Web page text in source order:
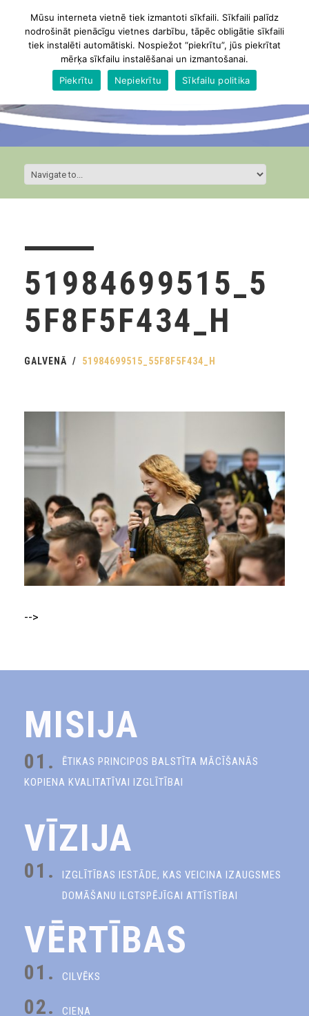
51984699515_5
5F8F5F434_H
GALVENĀ 51984699515_55F8F5F434_H
-->
MISIJA
01.
ĒTIKAS PRINCIPOS BALSTĪTA MĀCĪŠANĀS
KOPIENA KVALITATĪVAI IZGLĪTĪBAI
VĪZIJA
01.
IZGLĪTĪBAS IESTĀDE, KAS VEICINA IZAUGSMES
DOMĀŠANU ILGTSPĒJĪGAI ATTĪSTĪBAI
VĒRTĪBAS
01. CILVĒKS
02. CIEŅA
Mūsu interneta vietnē tiek izmantoti sīkfaili. Sīkfaili palīdz
nodrošināt pienācīgu vietnes darbību, tāpēc obligātie sīkfaili
tiek instalēti automātiski. Nospiežot “piekrītu”, jūs piekrītat
mērķa sīkfailu instalēšanai un izmantošanai.
Piekrītu
Nepiekrītu Sīkfailu politika